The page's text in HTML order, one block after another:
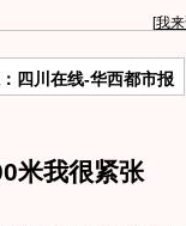
[我
四川在线-华西都市报
米我很紧张